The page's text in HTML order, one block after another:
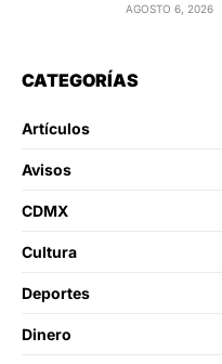
AGOSTO 6, 2026
CATEGORÍAS
Artículos
Avisos
CDMX
Cultura
Deportes
Dinero